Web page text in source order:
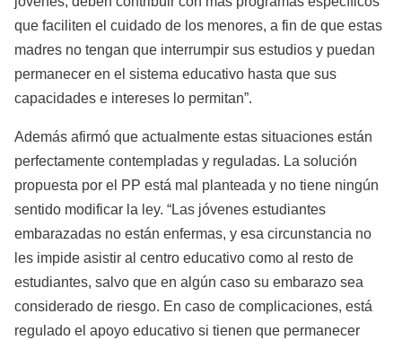
que faciliten el cuidado de los menores, a fin de que estas
madres no tengan que interrumpir sus estudios y puedan
permanecer en el sistema educativo hasta que sus
capacidades e intereses lo permitan”.
Además afirmó que actualmente estas situaciones están
perfectamente contempladas y reguladas. La solución
propuesta por el PP está mal planteada y no tiene ningún
sentido modificar la ley. “Las jóvenes estudiantes
embarazadas no están enfermas, y esa circunstancia no
les impide asistir al centro educativo como al resto de
estudiantes, salvo que en algún caso su embarazo sea
considerado de riesgo. En caso de complicaciones, está
regulado el apoyo educativo si tienen que permanecer